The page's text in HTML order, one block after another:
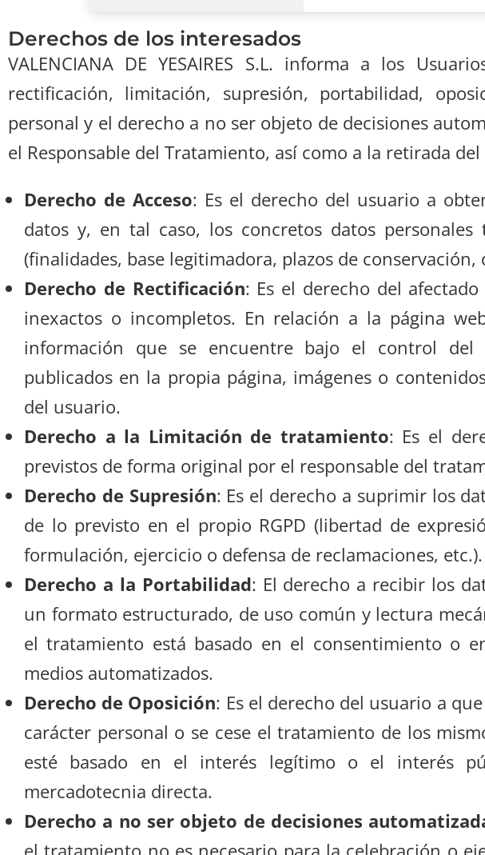
Derechos de los interesados
VALENCIANA DE YESAIRES S.L. informa a los
rectificación, limitación, supresión, portabilidad,
personal y el derecho a no ser objeto de decisiones
el Responsable del Tratamiento, así como a la retirada
Derecho de Acceso: Es el derecho del usuario a
datos y, en tal caso, los concretos datos
(finalidades, base legitimadora, plazos de
Derecho de Rectificación: Es el derecho del
inexactos o incompletos. En relación a la página
información que se encuentre bajo el control
publicados en la propia página, imágenes o
del usuario.
Derecho a la Limitación de tratamiento: Es el
previstos de forma original por el responsable del
Derecho de Supresión: Es el derecho a suprimir los
de lo previsto en el propio RGPD (libertad de
formulación, ejercicio o defensa de reclamaciones, etc.).
Derecho a la Portabilidad: El derecho a recibir los
un formato estructurado, de uso común y lectura
el tratamiento está basado en el consentimiento o
medios automatizados.
Derecho de Oposición: Es el derecho del usuario a
carácter personal o se cese el tratamiento de los
esté basado en el interés legítimo o el interés
mercadotecnia directa.
Derecho a no ser objeto de decisiones
el tratamiento no es necesario para la celebración o